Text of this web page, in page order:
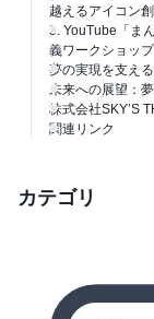
越えるアイコン
3. YouTube「ま
義ワークショップ
夢の実現を支え
未来への展望：
株式会社SKY’S
関連リンク
カテゴリ